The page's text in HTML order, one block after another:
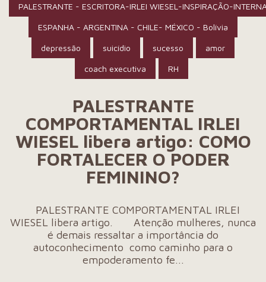
PALESTRANTE - ESCRITORA-IRLEI WIESEL-INSPIRAÇÃO-
ESPANHA - ARGENTINA - CHILE- MÉXICO - Bolívia
depressão suicídio sucesso amor
coach executiva RH
PALESTRANTE
COMPORTAMENTAL IRLEI
WIESEL libera artigo: COMO
FORTALECER O PODER
FEMININO?
PALESTRANTE COMPORTAMENTAL IRLEI
WIESEL libera artigo. Atenção mulheres, nunca
é demais ressaltar a importância do
autoconhecimento como caminho para o
empoderamento fe...